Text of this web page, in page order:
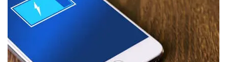
г. Киев, ул. Крещатик 44-А
Позняки
г. Киев, ул. Анны Ахматовой, 30